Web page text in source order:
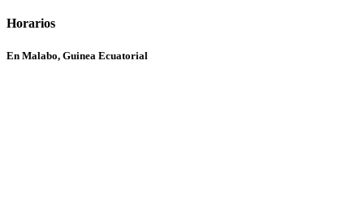
Horarios
En Malabo, Guinea Ecuatorial